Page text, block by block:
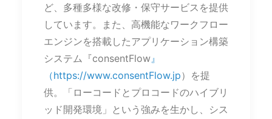
ど、多種多様な改修・保守サービスを提供
しています。また、高機能なワークフロー
エンジンを搭載したアプリケーション構築
システム『consentFlow 』
（https://www.consentFlow.jp）を提
供。「ローコードとプロコードのハイブリ
ッド開発環境」という強みを生かし、シス